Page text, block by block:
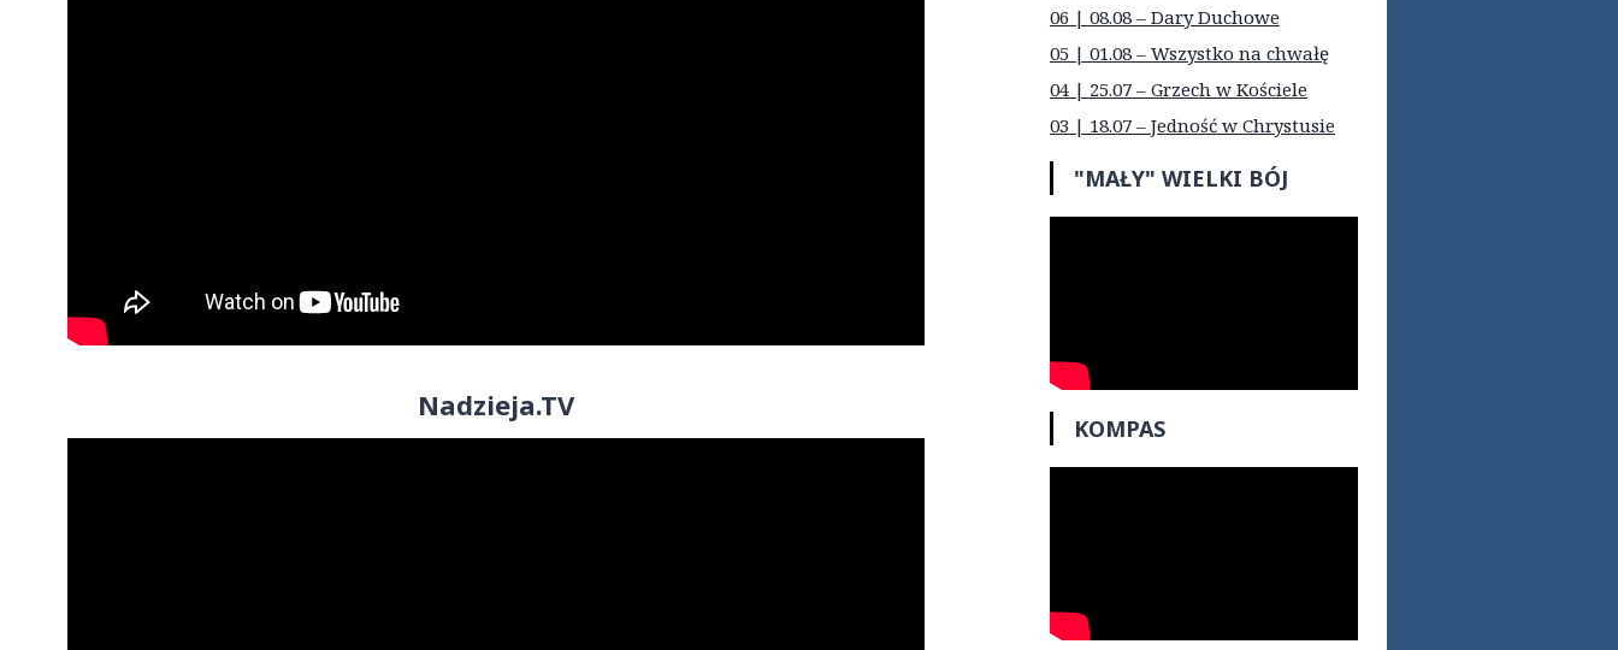
Nadzieja.TV
06 | 08.08 – Dary Duchowe
05 | 01.08 – Wszystko na chwałę
04 | 25.07 – Grzech w Kościele
03 | 18.07 – Jedność w Chrystusie
"MAŁY" WIELKI BÓJ
KOMPAS